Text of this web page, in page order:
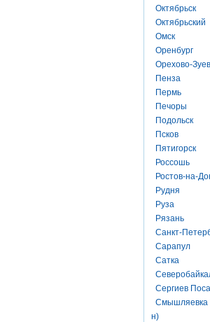
Октябрьск
Октябрьский
Омск
Оренбург
Орехово-
Пенза
Пермь
Печоры
Подольск
Псков
Пятигорск
Россошь
Ростов-на-
Рудня
Руза
Рязань
Санкт-
Сарапул
Сатка
Сергиев
Смышляевка
н)